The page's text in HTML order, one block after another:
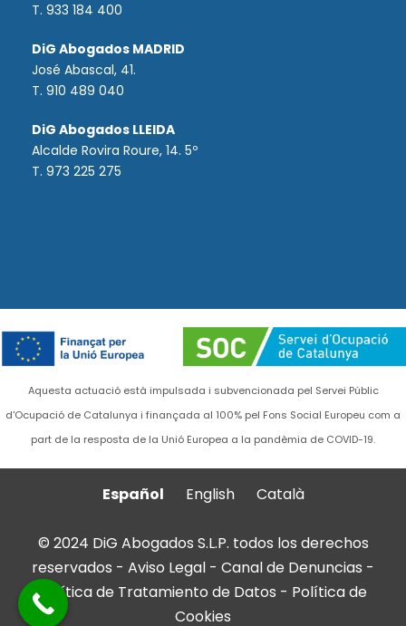
T. 933 184 400
DiG Abogados MADRID
José Abascal, 41.
T. 910 489 040
DiG Abogados LLEIDA
Alcalde Rovira Roure, 14. 5º
T. 973 225 275
Aquesta actuació està impulsada i subvencionada pel Servei Públic
d'Ocupació de Catalunya i finançada al 100% pel Fons Social Europeu com a
part de la resposta de la Unió Europea a la pandèmia de COVID-19.
Español English Català
© 2024 DiG Abogados S.L.P. todos los derechos
reservados - Aviso Legal - Canal de Denuncias -
Política de Tratamiento de Datos - Política de
Cookies